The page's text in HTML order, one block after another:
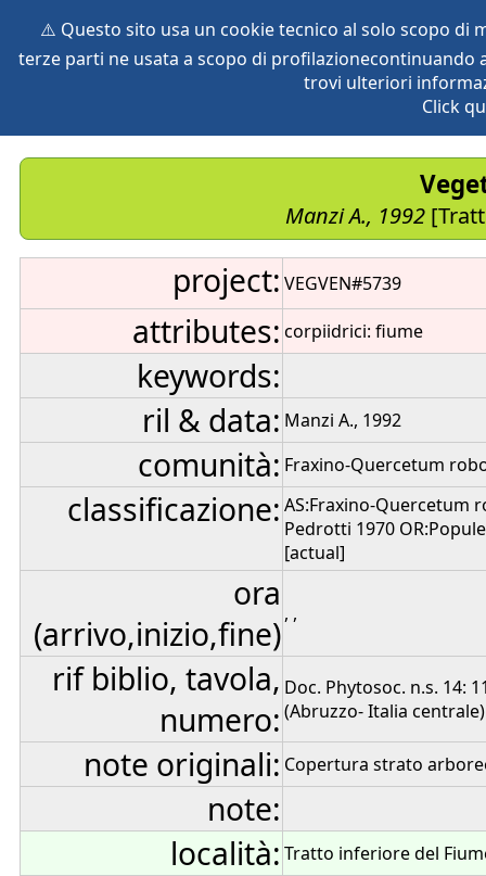
⚠️ Questo sito usa un cookie tecnico al solo scopo di
terze parti ne usata a scopo di
trovi ulteriori
Click
vegetation global db
Manzi A., 1992
project: VEGVEN#5739
attributes: corpiidrici: fiume
keywords:
ril & data: Manzi A., 1992
comunità: Fraxino-Quercetum
classificazione: AS:Fraxino-Quercetum
Pedrotti 1970
[actual]
ora
(arrivo,inizio,fine), ,
rif biblio, tavola,
numero:
Doc. Phytosoc. n.s. 14:
(Abruzzo- Italia
note originali: Copertura strato
note:
località: Tratto inferiore del